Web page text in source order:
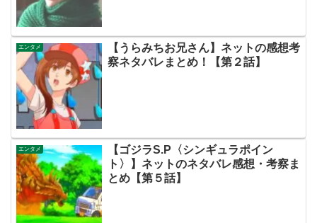
エンタメ
【うらみちお兄さん】ネットの感想考
察ネタバレまとめ！【第２話】
エンタメ
【ゴジラS.P〈シンギュラポイン
ト〉】ネットのネタバレ感想・考察ま
とめ【第５話】